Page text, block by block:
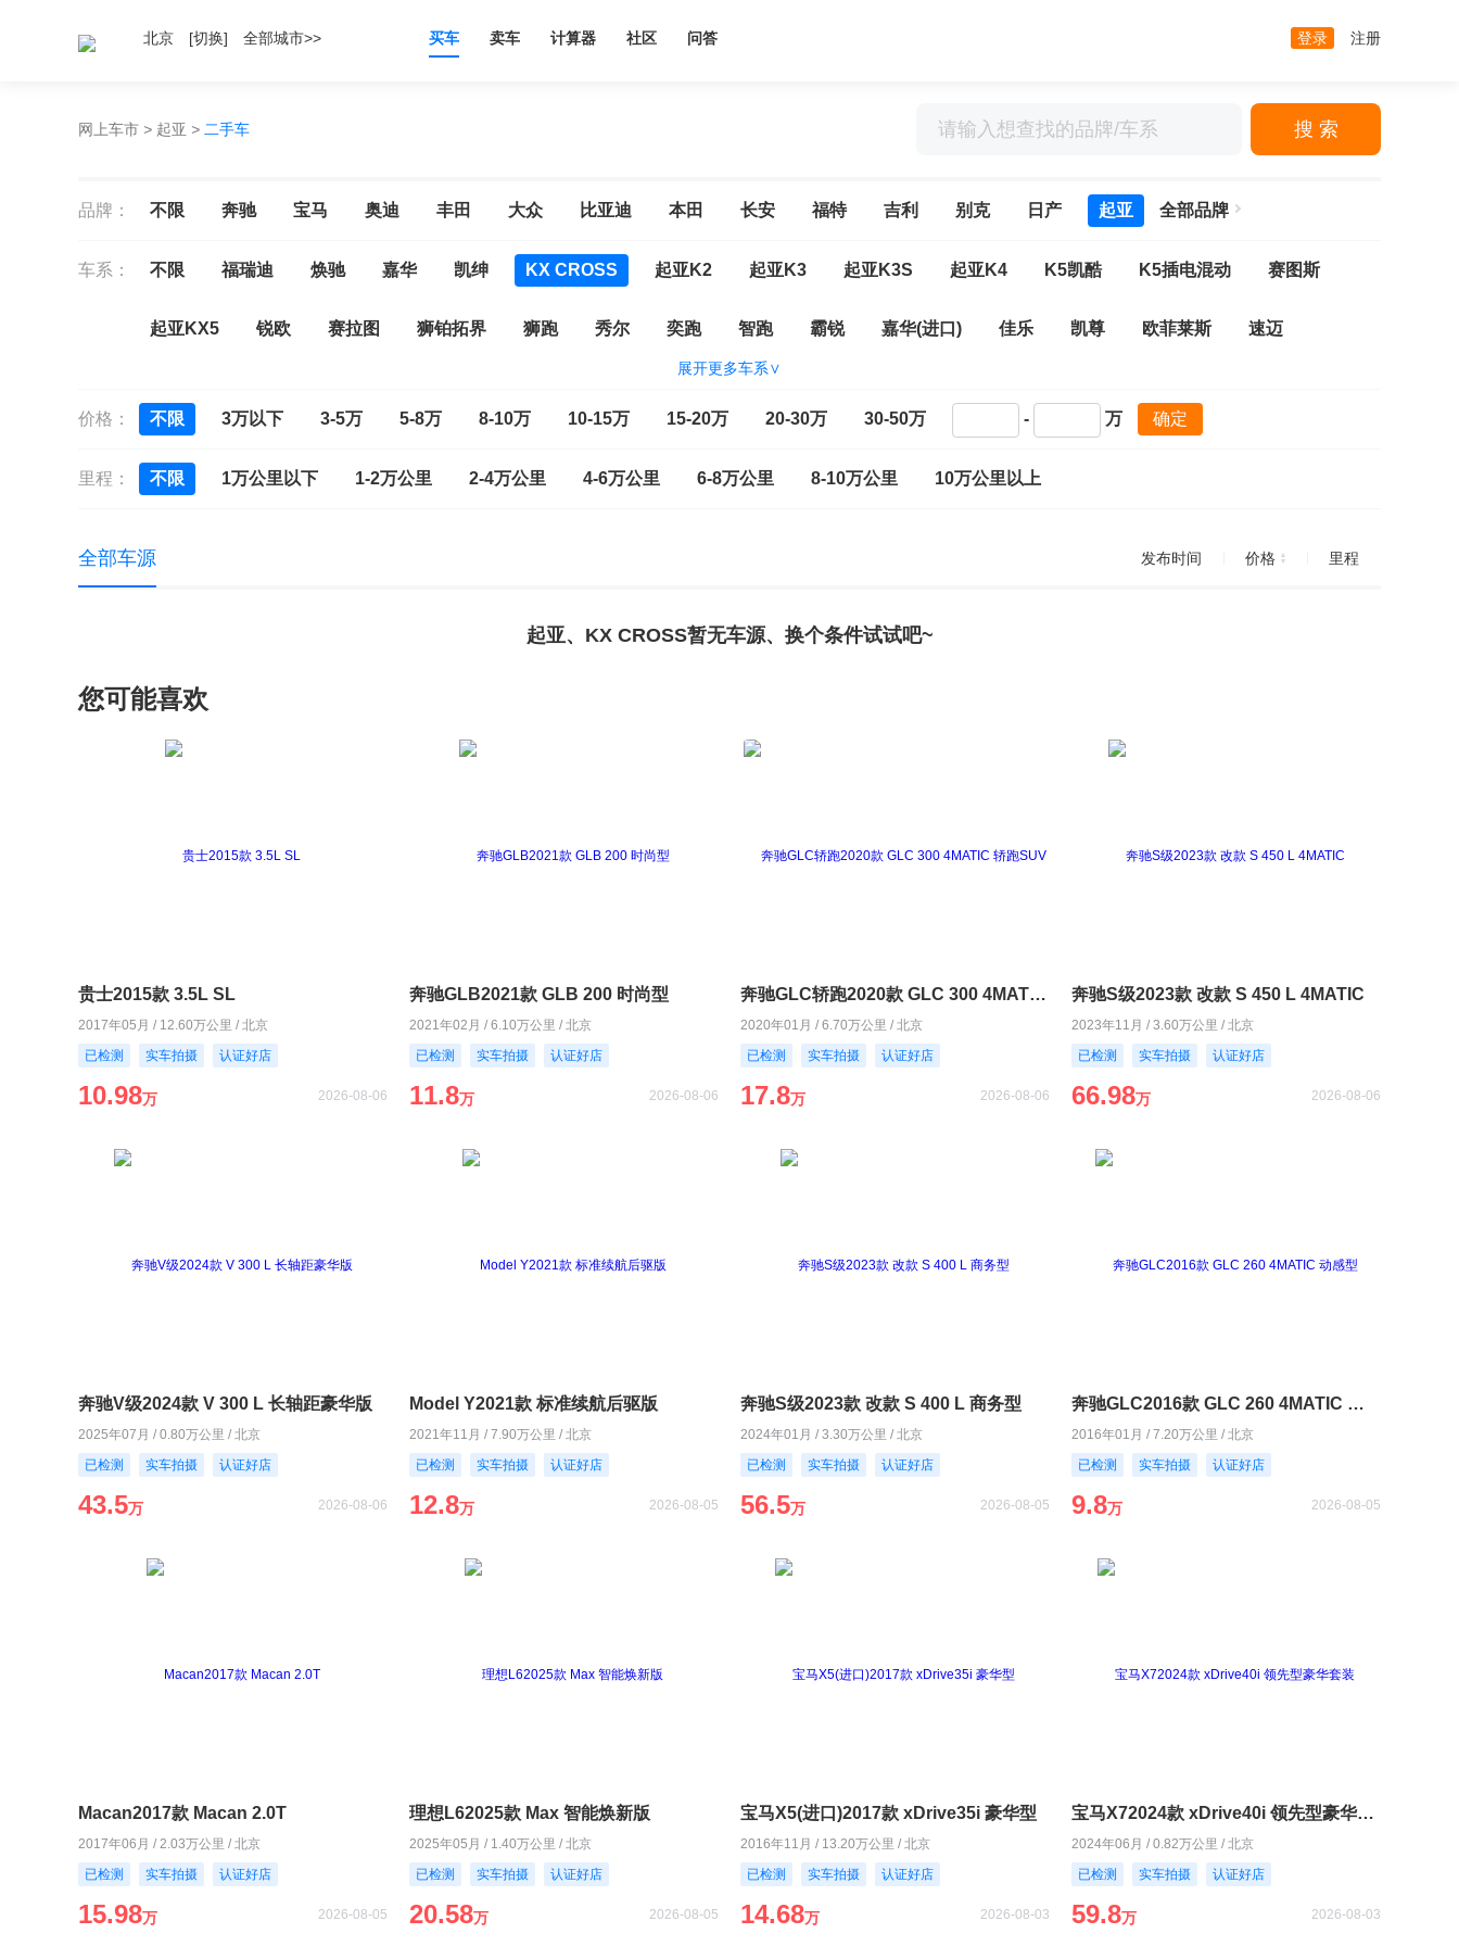
北京 [切换] 全部城市>> 买车 卖车 计算器 社区 问答 登录 注册
网上车市 > 起亚 > 二手车 搜 索
品牌： 不限 奔驰 宝马 奥迪 丰田 大众 比亚迪 本田 长安 福特 吉利 别克 日产 起亚 全部品牌
车系： 不限 福瑞迪 焕驰 嘉华 凯绅 KX CROSS 起亚K2 起亚K3 起亚K3S 起亚K4 K5凯酷 K5插电混动 赛图斯
起亚KX5 锐欧 赛拉图 狮铂拓界 狮跑 秀尔 奕跑 智跑 霸锐 嘉华(进口) 佳乐 凯尊 欧菲莱斯 速迈
展开更多车系∨
价格： 不限 3万以下 3-5万 5-8万 8-10万 10-15万 15-20万 20-30万 30-50万 - 万 确定
里程： 不限 1万公里以下 1-2万公里 2-4万公里 4-6万公里 6-8万公里 8-10万公里 10万公里以上
全部车源 发布时间 价格 里程
起亚、KX CROSS暂无车源、换个条件试试吧~
您可能喜欢
贵士2015款 3.5L SL
2017年05月 / 12.60万公里 / 北京
已检测
实车拍摄 认证好店
10.98万 2026-08-06
奔驰GLB2021款 GLB 200 时尚型
2021年02月 / 6.10万公里 / 北京
已检测
实车拍摄 认证好店
11.8万 2026-08-06
奔驰GLC轿跑2020款 GLC 300 4MATIC 轿跑SUV
2020年01月 / 6.70万公里 / 北京
已检测
实车拍摄 认证好店
17.8万 2026-08-06
奔驰S级2023款 改款 S 450 L 4MATIC
2023年11月 / 3.60万公里 / 北京
已检测
实车拍摄 认证好店
66.98万 2026-08-06
奔驰V级2024款 V 300 L 长轴距豪华版
2025年07月 / 0.80万公里 / 北京
已检测
实车拍摄 认证好店
43.5万 2026-08-06
Model Y2021款 标准续航后驱版
2021年11月 / 7.90万公里 / 北京
已检测
实车拍摄 认证好店
12.8万 2026-08-05
奔驰S级2023款 改款 S 400 L 商务型
2024年01月 / 3.30万公里 / 北京
已检测
实车拍摄 认证好店
56.5万 2026-08-05
奔驰GLC2016款 GLC 260 4MATIC 动感型
2016年01月 / 7.20万公里 / 北京
已检测
实车拍摄 认证好店
9.8万 2026-08-05
Macan2017款 Macan 2.0T
2017年06月 / 2.03万公里 / 北京
已检测
实车拍摄 认证好店
15.98万 2026-08-05
理想L62025款 Max 智能焕新版
2025年05月 / 1.40万公里 / 北京
已检测
实车拍摄 认证好店
20.58万 2026-08-05
宝马X5(进口)2017款 xDrive35i 豪华型
2016年11月 / 13.20万公里 / 北京
已检测
实车拍摄 认证好店
14.68万 2026-08-03
宝马X72024款 xDrive40i 领先型豪华套装
2024年06月 / 0.82万公里 / 北京
已检测
实车拍摄 认证好店
59.8万 2026-08-03